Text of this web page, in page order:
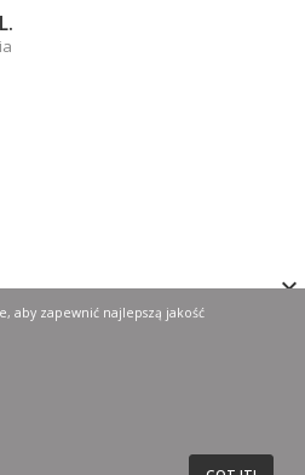

aby zapewnić najlepszą jakość